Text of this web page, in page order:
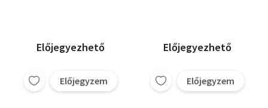
Előjegyezhető
Előjegyzem
Előjegyezhető
Előjegyzem